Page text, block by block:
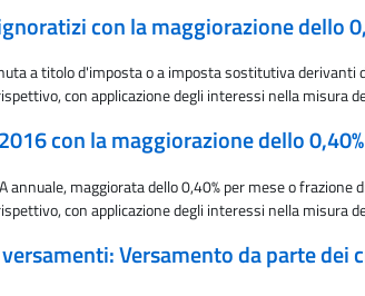
con la maggiorazione dello
a titolo d'imposta o a imposta sostitutiva derivanti
con applicazione degli interessi nella misura
con la maggiorazione dello
maggiorata dello 0,40% per mese o
con applicazione degli interessi nella misura
Versamento da parte